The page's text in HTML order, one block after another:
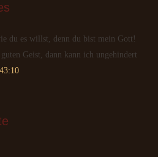
Geist, dann kann ich ungehindert